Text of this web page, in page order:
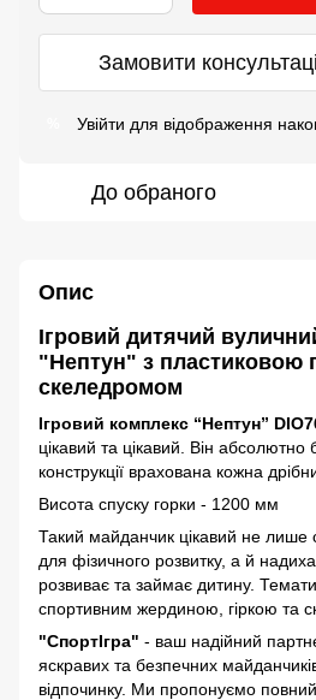
Замовити
Увійти для відображення
До обраного
Опис
Ігровий дитячий
"Нептун" з пластиковою
скеледромом
Ігровий комплекс “Нептун”
цікавий та цікавий. Він
конструкції врахована кожна
Висота спуску горки - 1200 мм
Такий майданчик цікавий не лише
для фізичного розвитку, а й
розвиває та займає дитину.
спортивним жердиною, гіркою та
"СпортІгра" - ваш надійний
яскравих та безпечних
відпочинку. Ми пропонуємо